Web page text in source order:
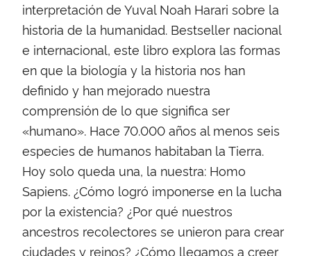
interpretación de Yuval Noah Harari sobre la
historia de la humanidad. Bestseller nacional
e internacional, este libro explora las formas
en que la biología y la historia nos han
definido y han mejorado nuestra
comprensión de lo que significa ser
«humano». Hace 70.000 años al menos seis
especies de humanos habitaban la Tierra.
Hoy solo queda una, la nuestra: Homo
Sapiens. ¿Cómo logró imponerse en la lucha
por la existencia? ¿Por qué nuestros
ancestros recolectores se unieron para crear
ciudades y reinos? ¿Cómo llegamos a creer